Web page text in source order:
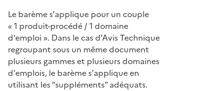
Le barème s'applique pour un couple
« 1 produit-procédé / 1 domaine
d'emploi ». Dans le cas d'Avis Technique
regroupant sous un même document
plusieurs gammes et plusieurs domaines
d'emplois, le barème s'applique en
utilisant les "suppléments" adéquats.